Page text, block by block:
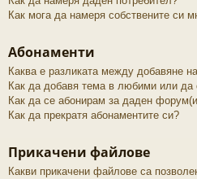
Как мога да намеря собствените си
Абонаменти
Каква е разликата между добавяне
Как да добавя тема в любими или да
Как да се абонирам за даден
Как да прекратя абонаментите си?
Прикачени файлове
Какви прикачени файлове са